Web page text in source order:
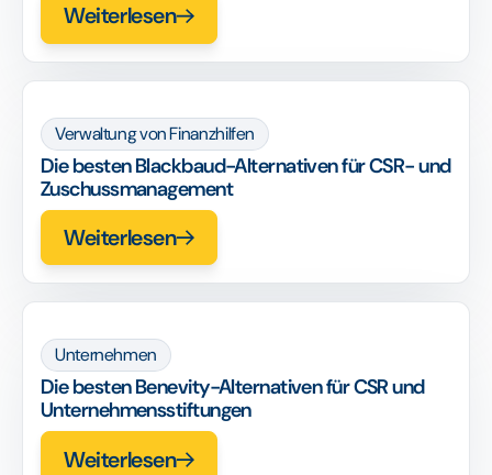
Weiterlesen
Verwaltung von Finanzhilfen
Die besten Blackbaud-Alternativen für CSR- und
Zuschussmanagement
Weiterlesen
Unternehmen
Die besten Benevity-Alternativen für CSR und
Unternehmensstiftungen
Weiterlesen